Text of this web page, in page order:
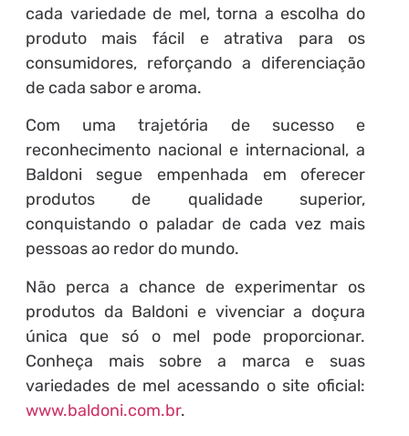
cada variedade de mel, torna a escolha do
produto mais fácil e atrativa para os
consumidores, reforçando a diferenciação
de cada sabor e aroma.
Com uma trajetória de sucesso e
reconhecimento nacional e internacional, a
Baldoni segue empenhada em oferecer
produtos de qualidade superior,
conquistando o paladar de cada vez mais
pessoas ao redor do mundo.
Não perca a chance de experimentar os
produtos da Baldoni e vivenciar a doçura
única que só o mel pode proporcionar.
Conheça mais sobre a marca e suas
variedades de mel acessando o site oficial:
www.baldoni.com.br.